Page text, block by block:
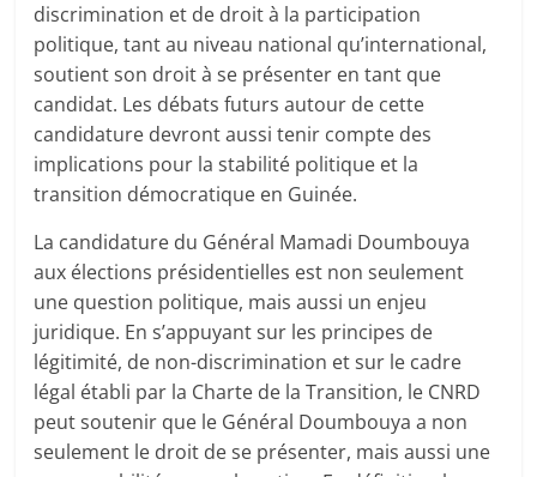
discrimination et de droit à la participation
politique, tant au niveau national qu’international,
soutient son droit à se présenter en tant que
candidat. Les débats futurs autour de cette
candidature devront aussi tenir compte des
implications pour la stabilité politique et la
transition démocratique en Guinée.
La candidature du Général Mamadi Doumbouya
aux élections présidentielles est non seulement
une question politique, mais aussi un enjeu
juridique. En s’appuyant sur les principes de
légitimité, de non-discrimination et sur le cadre
légal établi par la Charte de la Transition, le CNRD
peut soutenir que le Général Doumbouya a non
seulement le droit de se présenter, mais aussi une